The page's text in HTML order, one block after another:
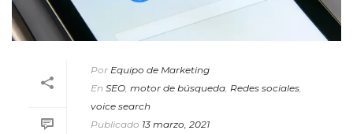
Por Equipo de Marketing
En SEO, motor de búsqueda, Redes sociales,
voice search
Publicado 13 marzo, 2021